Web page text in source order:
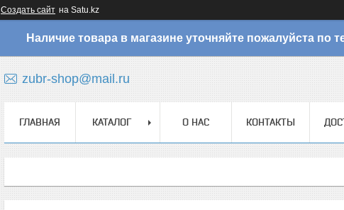
Создать сайт на Satu.kz
Наличие товара в магазине уточняйте пожалуйста по
zubr-shop@mail.ru
ГЛАВНАЯ КАТАЛОГ О НАС КОНТАКТЫ